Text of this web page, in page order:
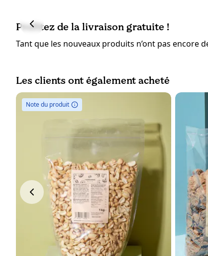
Profitez de la livraison gratuite !
Tant que les nouveaux produits n’ont pas encore
Les clients ont également acheté
Note du produit